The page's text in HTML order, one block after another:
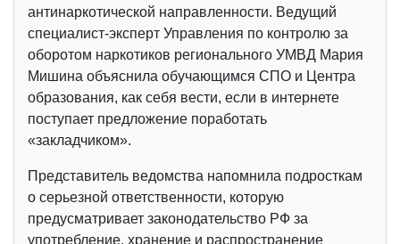
антинаркотической направленности. Ведущий
специалист-эксперт Управления по контролю за
оборотом наркотиков регионального УМВД Мария
Мишина объяснила обучающимся СПО и Центра
образования, как себя вести, если в интернете
поступает предложение поработать
«закладчиком».
Представитель ведомства напомнила подросткам
о серьезной ответственности, которую
предусматривает законодательство РФ за
употребление, хранение и распространение